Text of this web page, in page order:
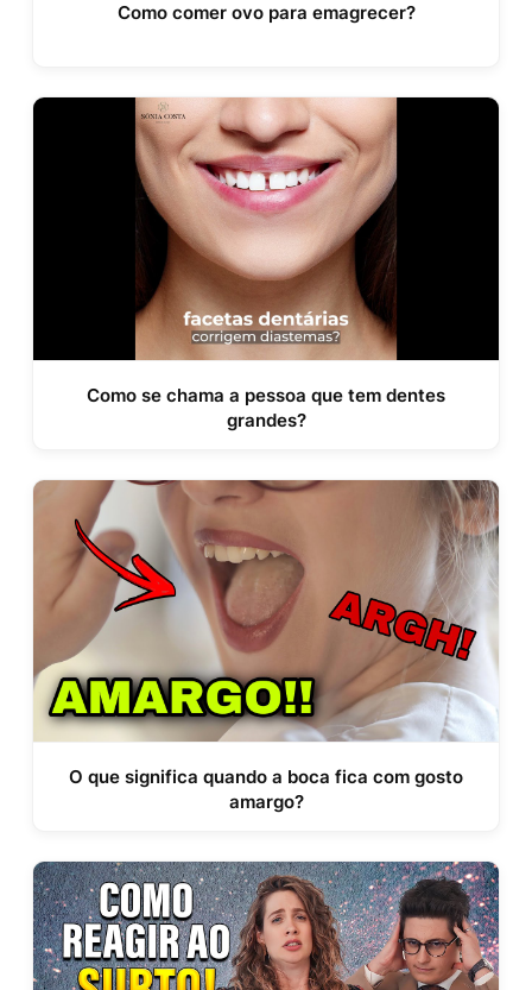
Como comer ovo para emagrecer?
Como se chama a pessoa que tem dentes
grandes?
O que significa quando a boca fica com gosto
amargo?